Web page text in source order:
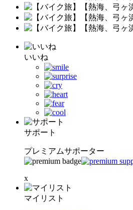
いいね
サポート
プレミアムサポーター
x
マイリスト